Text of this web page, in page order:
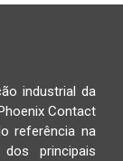
industrial da
Contact
referência na
principais